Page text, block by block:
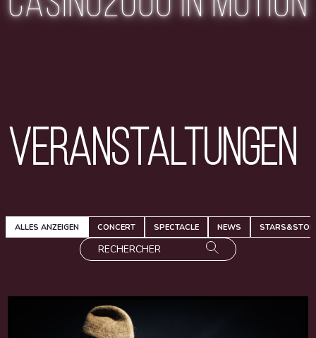
Veranstaltungen
ALLES ANZEIGEN CONCERT SPECTACLE NEWS